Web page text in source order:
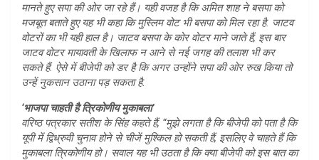
मानते हुए सपा की ओर जा रहे हैं। यही वजह है कि अमित शाह ने बसपा को
मजबूत बताते हुए यह भी कहा कि मुस्लिम वोट भी बसपा को मिल रहा है. जाटव
वोटरों का भी यही हाल है। जाटव बसपा के कोर वोटर माने जाते हैं, इस बार
जाटव वोटर मायावती के खिलाफ न आने से नई जगह की तलाश भी कर
सकते हैं. ऐसे में बीजेपी को डर है कि अगर उन्होंने सपा की ओर रुख किया तो
उन्हें नुकसान उठाना पड़ सकता है.
‘भाजपा चाहती है त्रिकोणीय मुकाबला’
वरिष्ठ पत्रकार सतीश के सिंह कहते हैं, “मुझे लगता है कि बीजेपी को पता है कि
यूपी में द्विध्रुवी चुनाव होने से चीजें मुश्किल हो सकती हैं, इसलिए वे चाहते हैं कि
मुकाबला त्रिकोणीय हो। सवाल यह भी उठता है कि क्या बीजेपी को इस बात का